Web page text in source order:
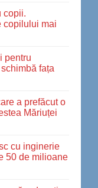
copii.
copilului mai
pentru
fața
a prefăcut o
Măriuței
cu inginerie
50 de milioane